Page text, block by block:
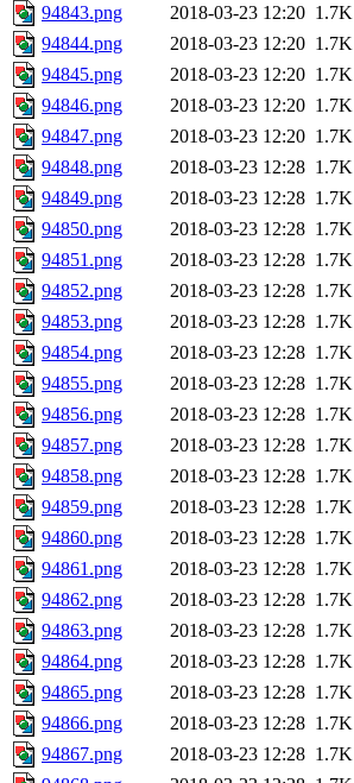
94843.png
2018-03-23 12:20 1.7K
94844.png
2018-03-23 12:20 1.7K
94845.png
2018-03-23 12:20 1.7K
94846.png
2018-03-23 12:20 1.7K
94847.png
2018-03-23 12:20 1.7K
94848.png
2018-03-23 12:28 1.7K
94849.png
2018-03-23 12:28 1.7K
94850.png
2018-03-23 12:28 1.7K
94851.png
2018-03-23 12:28 1.7K
94852.png
2018-03-23 12:28 1.7K
94853.png
2018-03-23 12:28 1.7K
94854.png
2018-03-23 12:28 1.7K
94855.png
2018-03-23 12:28 1.7K
94856.png
2018-03-23 12:28 1.7K
94857.png
2018-03-23 12:28 1.7K
94858.png
2018-03-23 12:28 1.7K
94859.png
2018-03-23 12:28 1.7K
94860.png
2018-03-23 12:28 1.7K
94861.png
2018-03-23 12:28 1.7K
94862.png
2018-03-23 12:28 1.7K
94863.png
2018-03-23 12:28 1.7K
94864.png
2018-03-23 12:28 1.7K
94865.png
2018-03-23 12:28 1.7K
94866.png
2018-03-23 12:28 1.7K
94867.png
2018-03-23 12:28 1.7K